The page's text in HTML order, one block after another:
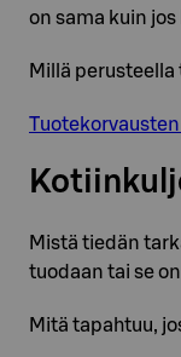
on sama kuin
Millä
Mistä tiedän
tuodaan tai se
Mitä tapahtuu,